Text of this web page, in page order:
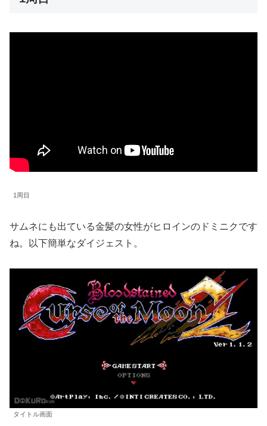
1周目
サムネにも出ている金髪の女性がヒロインのドミニクです
ね。以下簡単なダイジェスト。
タイトル画面